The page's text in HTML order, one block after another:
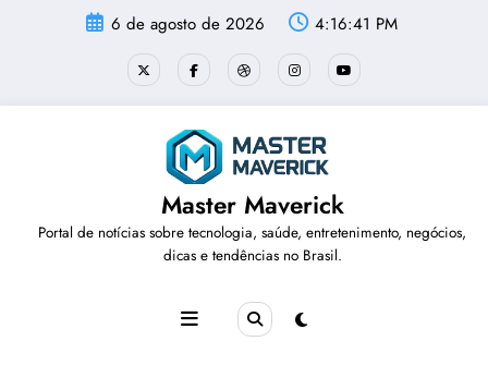
6 de agosto de 2026 4:16:42 PM
Master Maverick
Portal de notícias sobre tecnologia, saúde, entretenimento, negócios,
dicas e tendências no Brasil.